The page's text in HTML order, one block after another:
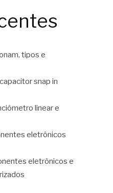
tipos e
snap in
linear e
eletrônicos
eletrônicos e